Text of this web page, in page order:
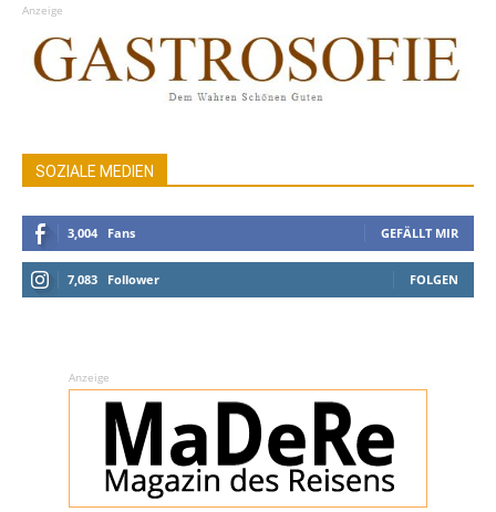
Anzeige
SOZIALE MEDIEN
3,004 Fans GEFÄLLT MIR
7,083 Follower FOLGEN
Anzeige